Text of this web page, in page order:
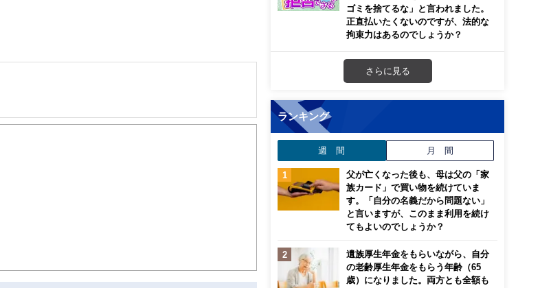
し、地方在住者の教育資金など身近なお金に関わること全般。
ゴミを捨てるな」と言われました。
正直払いたくないのですが、法的な
拘束力はあるのでしょうか？
さらに見る
ランキング
週 間 月 間
父が亡くなった後も、母は父の「家
族カード」で買い物を続けていま
す。「自分の名義だから問題ない」
と言いますが、このまま利用を続け
てもよいのでしょうか？
遺族厚生年金をもらいながら、自分
の老齢厚生年金をもらう年齢（65
歳）になりました。両方とも全額も